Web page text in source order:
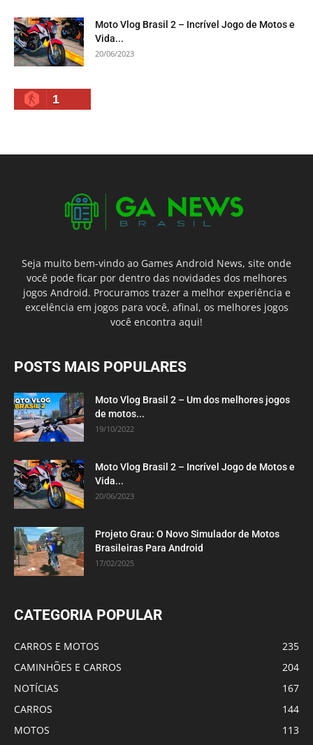
Moto Vlog Brasil 2 – Incrível Jogo de Motos e
Vida...
20/06/2023
1
Seja muito bem-vindo ao Games Android News, site onde
você pode ficar por dentro das novidades dos melhores
jogos Android. Procuramos trazer a melhor experiência e
excelência em jogos para você, afinal, os melhores jogos
você encontra aqui!
POSTS MAIS POPULARES
Moto Vlog Brasil 2 – Um dos melhores jogos
de motos...
19/10/2022
Moto Vlog Brasil 2 – Incrível Jogo de Motos e
Vida...
20/06/2023
Projeto Grau: O Novo Simulador de Motos
Brasileiras Para Android
17/02/2025
CATEGORIA POPULAR
CARROS E MOTOS
235
CAMINHÕES E CARROS
204
NOTÍCIAS
167
CARROS
144
MOTOS
113